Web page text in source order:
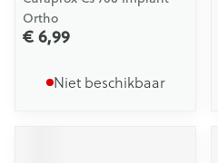
Ortho
€ 6,99
Niet beschikbaar